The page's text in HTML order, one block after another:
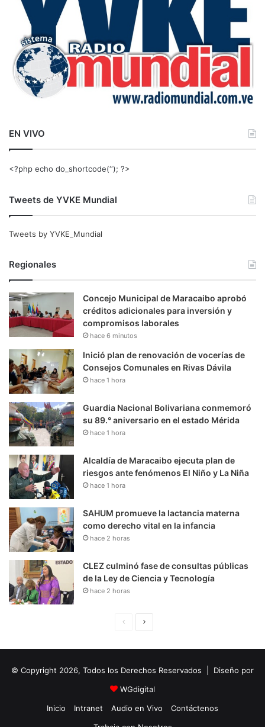
EN VIVO
<?php echo do_shortcode(‘‘); ?>
Tweets de YVKE Mundial
Tweets by YVKE_Mundial
Regionales
Concejo Municipal de Maracaibo aprobó
créditos adicionales para inversión y
compromisos laborales
hace 6 minutos
Inició plan de renovación de vocerías de
Consejos Comunales en Rivas Dávila
hace 1 hora
Guardia Nacional Bolivariana conmemoró
su 89.° aniversario en el estado Mérida
hace 1 hora
Alcaldía de Maracaibo ejecuta plan de
riesgos ante fenómenos El Niño y La Niña
hace 1 hora
SAHUM promueve la lactancia materna
como derecho vital en la infancia
hace 2 horas
CLEZ culminó fase de consultas públicas
de la Ley de Ciencia y Tecnología
hace 2 horas
i
n
a
u
i
e
© Copyright 2026, Todos los Derechos Reservados | Diseño por
WGdigital
Inicio
Intranet Audio en Vivo
Contáctenos